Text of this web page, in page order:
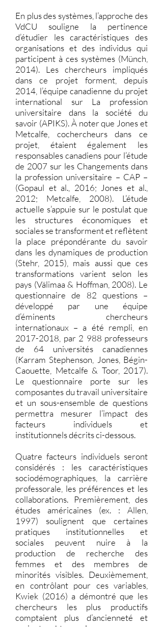
En plus des systèmes, l’approche des
VdCU souligne la pertinence
d’étudier les caractéristiques des
organisations et des individus qui
participent à ces systèmes (Münch,
2014). Les chercheurs impliqués
dans ce projet forment, depuis
2014, l’équipe canadienne du projet
international sur La profession
universitaire dans la société du
savoir (APIKS). À noter que Jones et
Metcalfe, cochercheurs dans ce
projet, étaient également les
responsables canadiens pour l’étude
de 2007 sur les Changements dans
la profession universitaire – CAP –
(Gopaul et al., 2016; Jones et al.,
2012; Metcalfe, 2008). L’étude
actuelle s’appuie sur le postulat que
les structures économiques et
sociales se transforment et reflètent
la place prépondérante du savoir
dans les dynamiques de production
(Stehr, 2015), mais aussi que ces
transformations varient selon les
pays (Välimaa & Hoffman, 2008). Le
questionnaire de 82 questions –
développé par une équipe
d’éminents chercheurs
internationaux – a été rempli, en
2017-2018 , par 2 988 professeurs
de 64 universités canadiennes
(Karram Stephenson, Jones, Bégin-
Caouette, Metcalfe & Toor, 2017).
Le questionnaire porte sur les
composantes du travail universitaire
et un sous-ensemble de questions
permettra mesurer l’impact des
facteurs individuels et
institutionnels décrits ci-dessous.
Quatre facteurs individuels seront
considérés : les caractéristiques
sociodémographiques, la carrière
professorale, les préférences et les
collaborations. Premièrement, des
études américaines (ex. : Allen,
1997) soulignent que certaines
pratiques institutionnelles et
sociales peuvent nuire à la
production de recherche des
femmes et des membres de
minorités visibles. Deuxièmement,
en contrôlant pour ces variables,
Kwiek (2016) a démontré que les
chercheurs les plus productifs
comptaient plus d’ancienneté et